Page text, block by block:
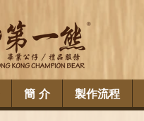
簡 介 製作流程